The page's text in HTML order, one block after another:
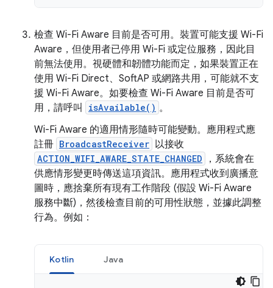
檢查 Wi-Fi Aware 目前是否可用。裝置可能支援 Wi-Fi
Aware，但使用者已停用 Wi-Fi 或定位服務，因此目
前無法使用。視硬體和韌體功能而定，如果裝置正在
使用 Wi-Fi Direct、SoftAP 或網路共用，可能就不支
援 Wi-Fi Aware。如要檢查 Wi-Fi Aware 目前是否可
用，請呼叫
isAvailable() 。
Wi-Fi Aware 的適用情形隨時可能變動。應用程式應
註冊 BroadcastReceiver 以接收
ACTION_WIFI_AWARE_STATE_CHANGED
，系統會在
供應情形變更時傳送這項資訊。應用程式收到廣播意
圖時，應捨棄所有現有工作階段 (假設 Wi-Fi Aware
服務中斷)，然後檢查目前的可用性狀態，並據此調整
行為。例如：
Kotlin Java